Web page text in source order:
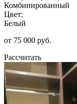
Комбинированный
Цвет:
Белый
от 75 000 руб.
Рассчитать